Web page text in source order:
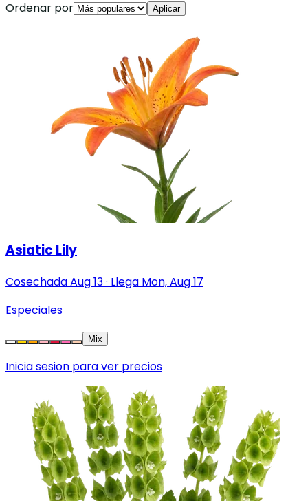
Ordenar por
Aplicar
Asiatic Lily
CosechadaAug 13· Llega Mon, Aug 17
Especiales
Mix
Inicia sesion para ver precios